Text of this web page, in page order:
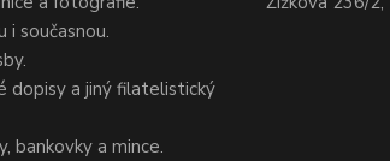
i současnou.
dopisy a jiný filatelistický
bankovky a mince.